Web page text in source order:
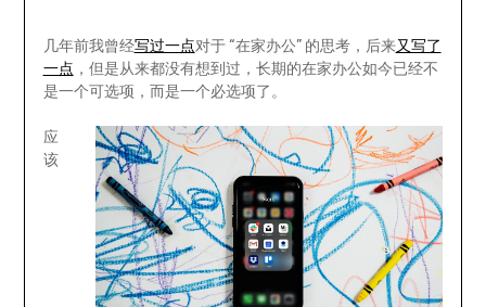
几年前我曾经写过一点对于 “在家办公” 的思考，后来又写了
一点 ，但是从来都没有想到过，长期的在家办公如今已经不
是一个可选项，而是一个必选项了。
应
该